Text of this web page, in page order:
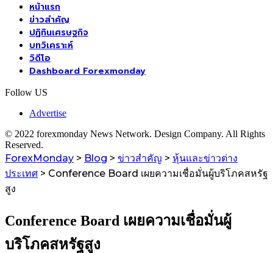
หน้าแรก
ข่าวสำคัญ
ปฏิทินเศรษฐกิจ
บทวิเคราะห์
วิดีโอ
Dashboard Forexmonday
Follow US
Advertise
© 2022 forexmonday News Network. Design Company. All Rights
Reserved.
ForexMonday > Blog > ข่าวสำคัญ > หุ้นและข่าวต่าง
ประเทศ > Conference Board เผยความเชื่อมั่นผู้บริโภคสหรัฐ
สูง
Conference Board เผยความเชื่อมั่นผู้
บริโภคสหรัฐสูง